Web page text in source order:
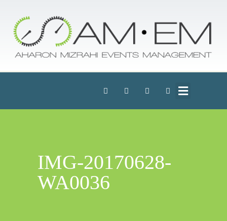
IMG-20170628-
WA0036